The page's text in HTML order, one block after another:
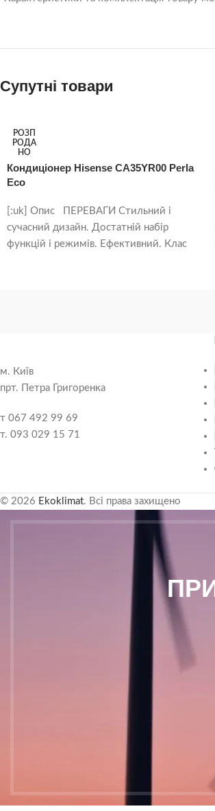
Супутні товари
РОЗП
РОДА
НО
Кондиціонер Hisense CA35YR00 Perla
Eco
[:uk] Опис ПЕРЕВАГИ Стильний і
сучасний дизайн. Достатній набір
функцій і режимів. Ефективний. Клас
м. Київ
прт. Петра Григоренка
т 067 492 99 69
т. 093 029 15 71
© 2026 Ekoklimat. Всі права захищено